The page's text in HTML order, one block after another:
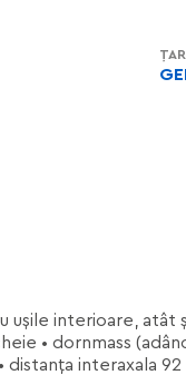
uşile interioare, atât
• dornmass
distanţa interaxala